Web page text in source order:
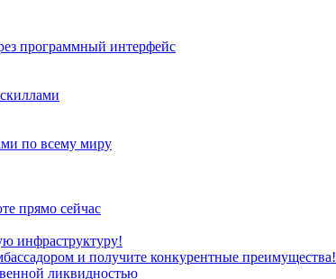
программный интерфейс
по всему миру
прямо сейчас
инфраструктуру!
и получите конкурентные преимущества!
ликвидностью